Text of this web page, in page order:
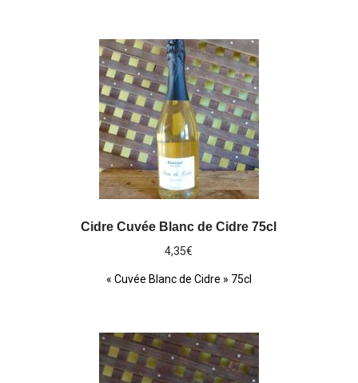
Cidre Cuvée Blanc de Cidre 75cl
4,35€
« Cuvée Blanc de Cidre » 75cl